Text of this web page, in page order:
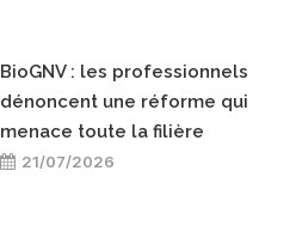
BioGNV : les professionnels
dénoncent une réforme qui
menace toute la filière
21/07/2026